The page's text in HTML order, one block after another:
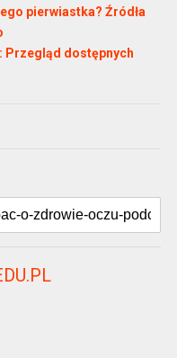
pierwiastka? Źródła
Przegląd dostępnych